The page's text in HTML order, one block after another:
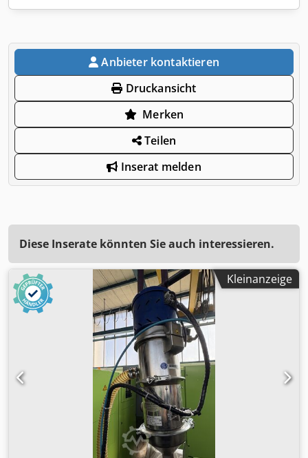
Anbieter kontaktieren
Druckansicht
Merken
Teilen
Inserat melden
Diese Inserate könnten Sie auch interessieren.
Kleinanzeige